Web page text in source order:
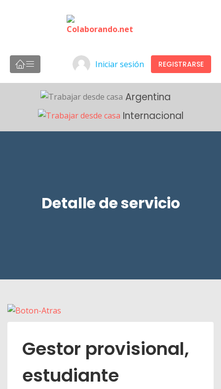
Iniciar sesión REGISTRARSE
Argentina
Internacional
Detalle de servicio
Gestor provisional,
estudiante